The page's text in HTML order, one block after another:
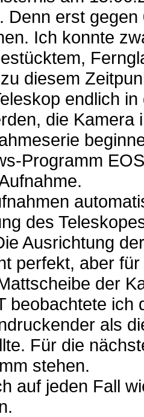
Denn erst
Ich konnte
diesem
endlich
die
Programm
des
Ausrichtung
perfekt, aber
der
beobachtete
als
Für die
stehen.
auf jeden Fall